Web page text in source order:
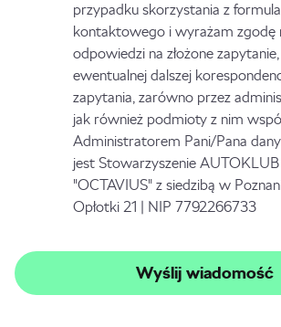
przypadku skorzystania z
kontaktowego i wyrażam zgodę
odpowiedzi na złożone
ewentualnej dalszej
zapytania, zarówno przez
jak również podmioty z nim
Administratorem Pani/Pana
jest Stowarzyszenie
"OCTAVIUS" z siedzibą w
Opłotki 21 | NIP 7792266733